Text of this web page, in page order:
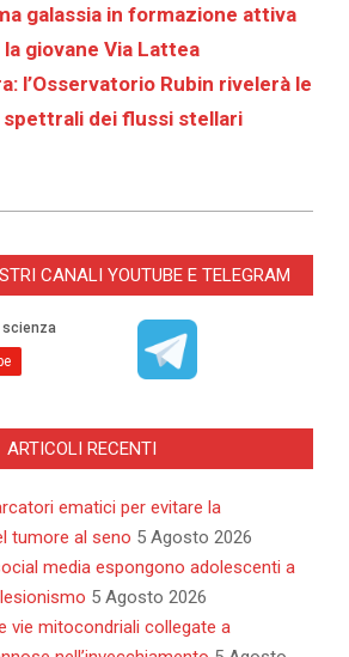
galassia in formazione attiva
giovane Via Lattea
l’Osservatorio Rubin rivelerà le
dei flussi stellari
CANALI YOUTUBE E TELEGRAM
ARTICOLI RECENTI
ematici per evitare la
tumore al seno 5 Agosto 2026
media espongono adolescenti a
5 Agosto 2026
vie mitocondriali collegate a